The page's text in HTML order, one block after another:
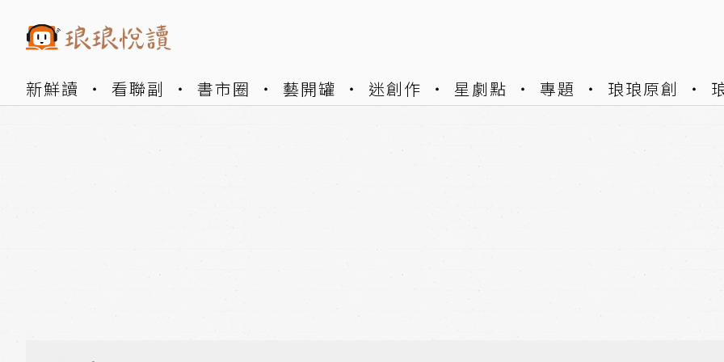
新鮮讀 看聯副 書市圈 藝開罐 迷創作 星劇點 專題 琅琅原創